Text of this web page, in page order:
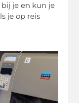
je en kun je
je op reis